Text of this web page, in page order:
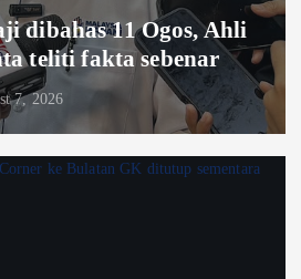
dibahas 11 Ogos, Ahli
teliti fakta sebenar
7, 2026